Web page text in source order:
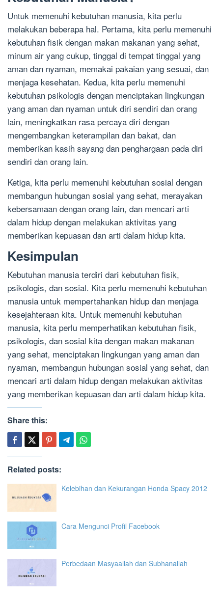
Untuk memenuhi kebutuhan manusia, kita perlu
melakukan beberapa hal. Pertama, kita perlu memenuhi
kebutuhan fisik dengan makan makanan yang sehat,
minum air yang cukup, tinggal di tempat tinggal yang
aman dan nyaman, memakai pakaian yang sesuai, dan
menjaga kesehatan. Kedua, kita perlu memenuhi
kebutuhan psikologis dengan menciptakan lingkungan
yang aman dan nyaman untuk diri sendiri dan orang
lain, meningkatkan rasa percaya diri dengan
mengembangkan keterampilan dan bakat, dan
memberikan kasih sayang dan penghargaan pada diri
sendiri dan orang lain.
Ketiga, kita perlu memenuhi kebutuhan sosial dengan
membangun hubungan sosial yang sehat, merayakan
kebersamaan dengan orang lain, dan mencari arti
dalam hidup dengan melakukan aktivitas yang
memberikan kepuasan dan arti dalam hidup kita.
Kesimpulan
Kebutuhan manusia terdiri dari kebutuhan fisik,
psikologis, dan sosial. Kita perlu memenuhi kebutuhan
manusia untuk mempertahankan hidup dan menjaga
kesejahteraan kita. Untuk memenuhi kebutuhan
manusia, kita perlu memperhatikan kebutuhan fisik,
psikologis, dan sosial kita dengan makan makanan
yang sehat, menciptakan lingkungan yang aman dan
nyaman, membangun hubungan sosial yang sehat, dan
mencari arti dalam hidup dengan melakukan aktivitas
yang memberikan kepuasan dan arti dalam hidup kita.
Share this:
Related posts:
Kelebihan dan Kekurangan Honda Spacy 2012
Cara Mengunci Profil Facebook
Perbedaan Masyaallah dan Subhanallah